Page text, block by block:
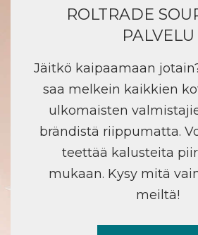
ROLTRADE
PALVELU
Jäitkö kaipaamaan
saa melkein kaikkien
ulkomaisten
brändistä riippumatta.
teettää kalusteita
mukaan. Kysy mitä
meiltä!